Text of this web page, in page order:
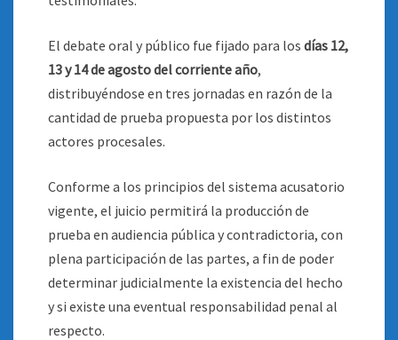
El debate oral y público fue fijado para los días 12,
13 y 14 de agosto del corriente año,
distribuyéndose en tres jornadas en razón de la
cantidad de prueba propuesta por los distintos
actores procesales.
Conforme a los principios del sistema acusatorio
vigente, el juicio permitirá la producción de
prueba en audiencia pública y contradictoria, con
plena participación de las partes, a fin de poder
determinar judicialmente la existencia del hecho
y si existe una eventual responsabilidad penal al
respecto.